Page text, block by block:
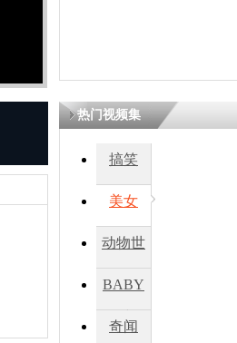
热门视频集
搞笑
美女
动物世
BABY
秀
奇闻